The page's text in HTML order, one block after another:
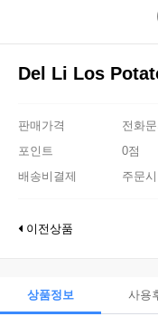
Del Li Los
판매가격
전화
포인트
0점
배송비결제
주문
이전상품
상품정보 사용